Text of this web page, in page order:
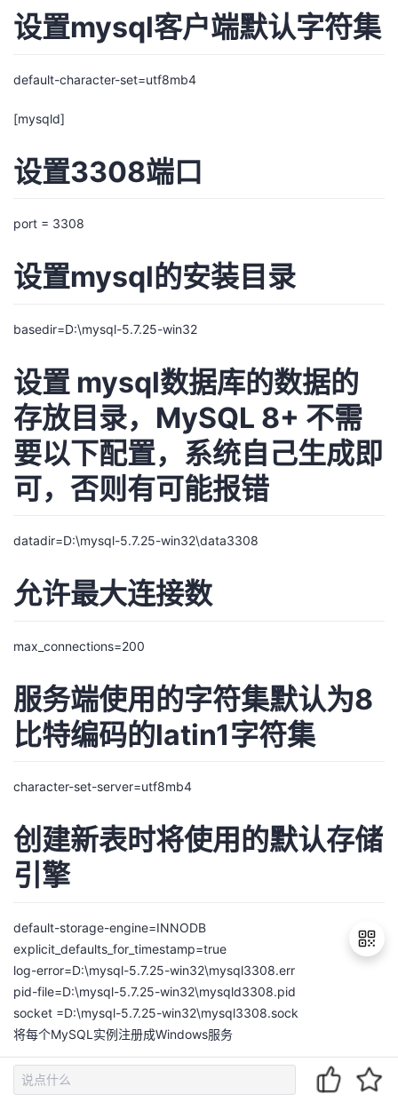
设置mysql客户端默认字符集
default-character-set=utf8mb4
[mysqld]
设置3308端口
port = 3308
设置mysql的安装目录
basedir=D:\mysql-5.7.25-win32
设置 mysql数据库的数据的
存放目录，MySQL 8+ 不需
要以下配置，系统自己生成即
可，否则有可能报错
datadir=D:\mysql-5.7.25-win32\data3308
允许最大连接数
max_connections=200
服务端使用的字符集默认为8
比特编码的latin1字符集
character-set-server=utf8mb4
创建新表时将使用的默认存储
引擎
default-storage-engine=INNODB
explicit_defaults_for_timestamp=true
log-error=D:\mysql-5.7.25-win32\mysql3308.err
pid-file=D:\mysql-5.7.25-win32\mysqld3308.pid
socket =D:\mysql-5.7.25-win32\mysql3308.sock
将每个MySQL实例注册成Windows服务
D:\mysql-5.7.25-win32\bin>mysqld --install mysqld1 --defaults-
file=D:\mysql-5.7.25-win32\my3307.cnf